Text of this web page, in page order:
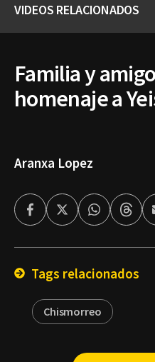
VIDEOS RELACIONADOS
Familia y
homenaje a
Aranxa Lopez
FacebookTwitterWhatsapp
Tags relacionados
Chismorreo